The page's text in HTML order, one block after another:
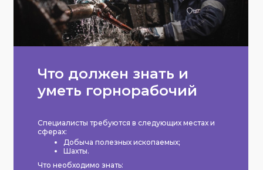
Что должен знать и
уметь горнорабочий
Специалисты требуются в следующих местах и
сферах:
Добыча полезных ископаемых;
Шахты.
Что необходимо знать: